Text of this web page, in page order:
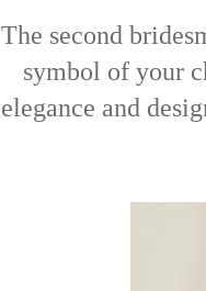
The second
symbol of your
elegance and